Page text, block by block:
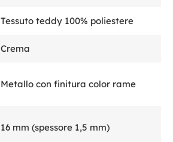
Tessuto teddy 100% poliestere
Crema
Metallo con finitura color rame
16 mm (spessore 1,5 mm)